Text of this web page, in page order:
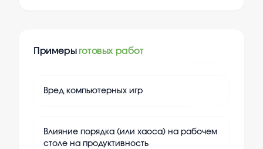
Примеры готовых работ
Вред компьютерных игр
Влияние порядка (или хаоса) на рабочем
столе на продуктивность